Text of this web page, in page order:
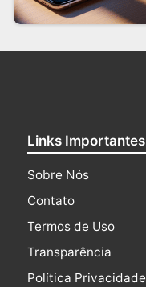
Links Importantes
Sobre Nós
Contato
Termos de Uso
Transparência
Política Privacidade